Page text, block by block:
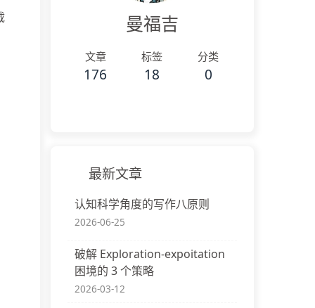
曼福吉
文章
176
标签
18
分类
0
最新文章
认知科学角度的写作八原则
2026-06-25
破解 Exploration-expoitation
困境的 3 个策略
2026-03-12